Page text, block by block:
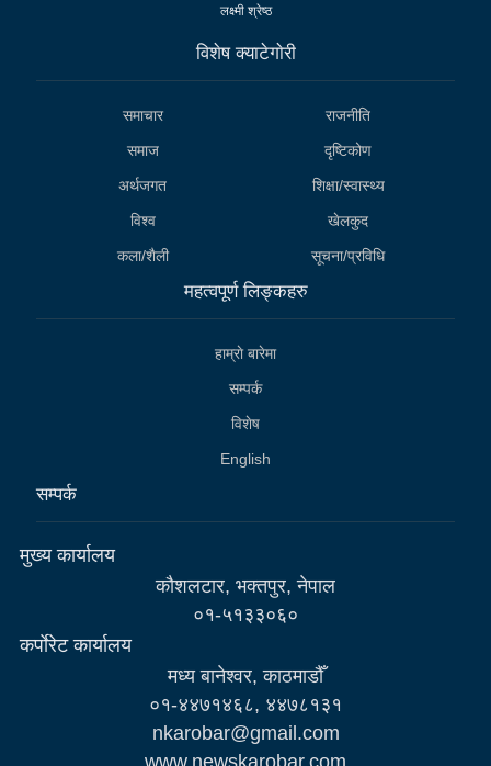
लक्ष्मी श्रेष्ठ
विशेष क्याटेगाेरी
समाचार
राजनीति
समाज
दृष्टिकोण
अर्थजगत
शिक्षा/स्वास्थ्य
विश्व
खेलकुद
कला/शैली
सूचना/प्रविधि
महत्वपूर्ण लिङ्कहरु
हाम्राे बारेमा
सम्पर्क
विशेष
English
सम्पर्क
मुख्य कार्यालय
कौशलटार, भक्तपुर, नेपाल
०१-५१३३०६०
कर्पाेरेट कार्यालय
मध्य बानेश्वर, काठमाडौँ
०१-४४७१४६८, ४४७८१३१
nkarobar@gmail.com